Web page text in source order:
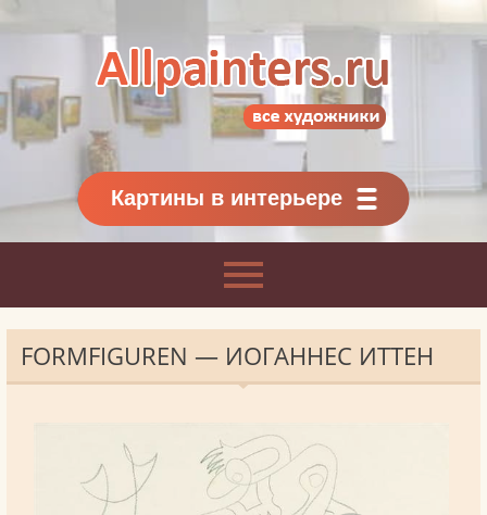
Картины классиков
и современников
Картины в интерьере
FORMFIGUREN — ИОГАННЕС ИТТЕН